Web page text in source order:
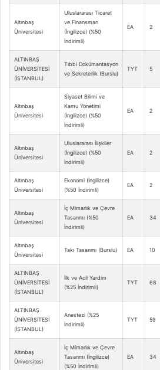
Altınbaş
Üniversitesi
Uluslararası Ticaret
ve Finansman
(İngilizce) (%50
İndirimli)
EA 2
ALTINBAŞ
ÜNİVERSİTESİ
(İSTANBUL)
Tıbbi Dokümantasyon
ve Sekreterlik (Burslu)
TYT 5
Altınbaş
Üniversitesi
Siyaset Bilimi ve
Kamu Yönetimi
(İngilizce) (%50
İndirimli)
EA 2
Altınbaş
Üniversitesi
Uluslararası İlişkiler
(İngilizce) (%50
İndirimli)
EA 2
Altınbaş
Üniversitesi
Ekonomi (İngilizce)
(%50 İndirimli)
EA 2
Altınbaş
Üniversitesi
İç Mimarlık ve Çevre
Tasarımı (%50
İndirimli)
EA 34
Altınbaş
Üniversitesi
Takı Tasarımı (Burslu) EA 10
ALTINBAŞ
ÜNİVERSİTESİ
(İSTANBUL)
İlk ve Acil Yardım
(%25 İndirimli)
TYT 68
ALTINBAŞ
ÜNİVERSİTESİ
(İSTANBUL)
Anestezi (%25
İndirimli)
TYT 59
Altınbaş
Üniversitesi
İç Mimarlık ve Çevre
Tasarımı (İngilizce)
(%50 İndirimli)
EA 34